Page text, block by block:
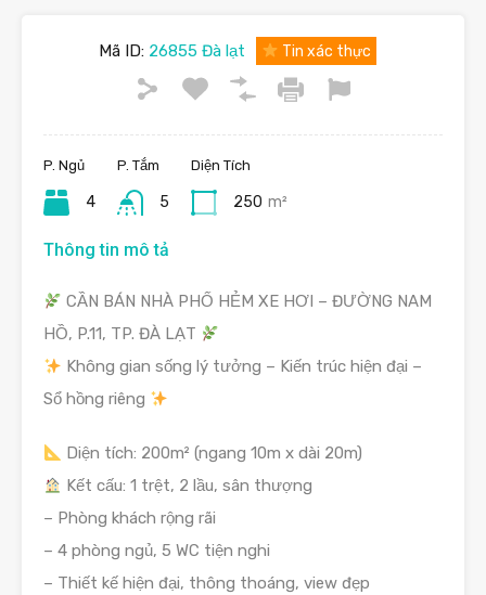
Mã ID: 26855 Đà lạt Tin xác thực
P. Ngủ
4
P. Tắm
5
Diện Tích
250 m²
Thông tin mô tả
CẦN BÁN NHÀ PHỐ HẺM XE HƠI – ĐƯỜNG NAM
HỒ, P.11, TP. ĐÀ LẠT
Không gian sống lý tưởng – Kiến trúc hiện đại –
Sổ hồng riêng
Diện tích: 200m² (ngang 10m x dài 20m)
Kết cấu: 1 trệt, 2 lầu, sân thượng
– Phòng khách rộng rãi
– 4 phòng ngủ, 5 WC tiện nghi
– Thiết kế hiện đại, thông thoáng, view đẹp